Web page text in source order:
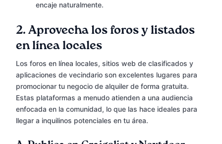
encaje naturalmente.
2. Aprovecha los foros y listados
en línea locales
Los foros en línea locales, sitios web de clasificados y
aplicaciones de vecindario son excelentes lugares para
promocionar tu negocio de alquiler de forma gratuita.
Estas plataformas a menudo atienden a una audiencia
enfocada en la comunidad, lo que las hace ideales para
llegar a inquilinos potenciales en tu área.